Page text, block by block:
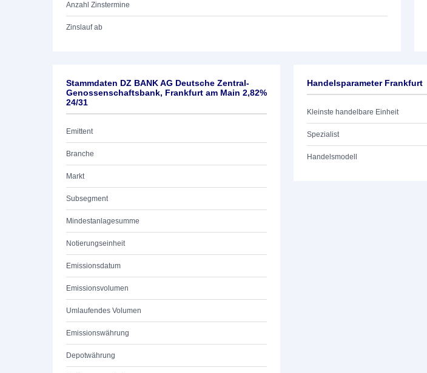
Anzahl Zinstermine
Zinslauf ab
Stammdaten DZ BANK AG Deutsche Zentral-
Genossenschaftsbank, Frankfurt am Main 2,82%
24/31
Emittent
Branche
Markt
Subsegment
Mindestanlagesumme
Notierungseinheit
Emissionsdatum
Emissionsvolumen
Umlaufendes Volumen
Emissionswährung
Depotwährung
Handelsparameter Frankfurt
Kleinste handelbare Einheit
Spezialist
Handelsmodell